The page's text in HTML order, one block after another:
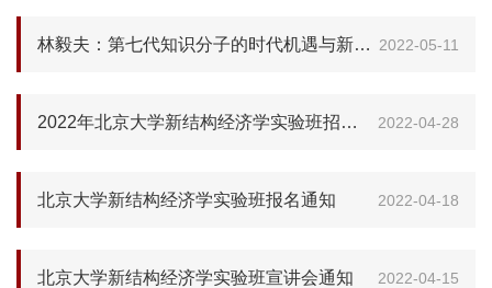
2022-05-11
林毅夫：第七代知识分子的时代机遇与新结构经济学实验班——在第三届新结构经济学实验班招生宣讲会上的发言
2022-04-28
2022年北京大学新结构经济学实验班招生宣讲会日前举行
2022-04-18
北京大学新结构经济学实验班报名通知
2022-04-15
北京大学新结构经济学实验班宣讲会通知